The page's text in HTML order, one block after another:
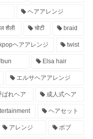
ヘアアレンジ
शैली चोटी braid
kpopヘアアレンジ twist
Elsa hair
エルサヘアアレンジ
ばれヘア 成人式ヘア
ヘアセット
アレンジ ボブ